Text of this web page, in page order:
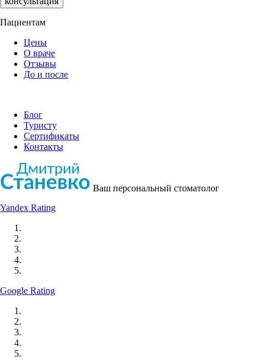
Пациентам
Цены
О враче
Отзывы
До и после
Блог
Туристу
Сертификаты
Контакты
Ваш персональный стоматолог
Yandex Rating
Google Rating